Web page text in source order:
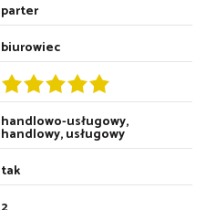
parter
biurowiec
handlowo-usługowy,
handlowy, usługowy
tak